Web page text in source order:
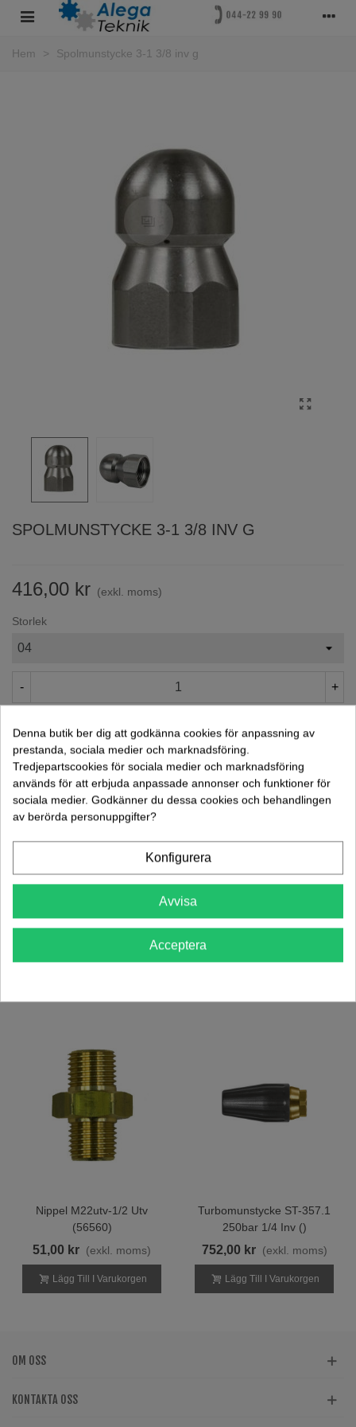
Hem > Spolmunstycke 3-1 3/8 inv g
SPOLMUNSTYCKE 3-1 3/8 INV G
416,00 kr (exkl. moms)
Storlek
- +
Lägg Till I Varukorgen
Artikelnr: 65188
Vikt: 0.00 kg
Lägg Till I Jämförelsen 0
Datablad
Nippel M22utv-1/2 Utv
(56560)
51,00 kr (exkl. moms)
Lägg Till I Varukorgen
Turbomunstycke ST-357.1
250bar 1/4 Inv ()
752,00 kr (exkl. moms)
Lägg Till I Varukorgen
OM OSS
KONTAKTA OSS
Denna butik ber dig att godkänna cookies för anpassning av
prestanda, sociala medier och marknadsföring.
Tredjepartscookies för sociala medier och marknadsföring
används för att erbjuda anpassade annonser och funktioner för
sociala medier. Godkänner du dessa cookies och behandlingen
av berörda personuppgifter?
Konfigurera
Avvisa
Acceptera